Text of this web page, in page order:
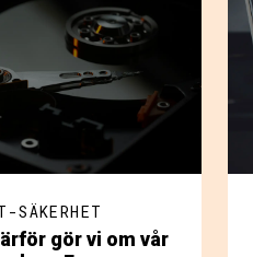
SÄKERHET
gör vi om vår